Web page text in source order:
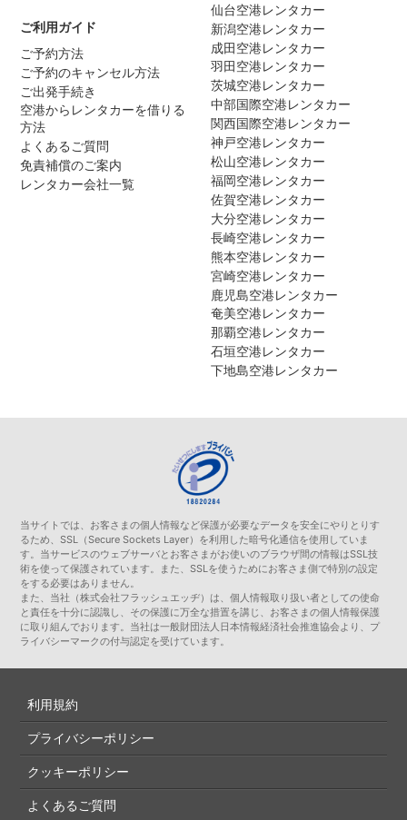
ご利用ガイド
ご予約方法
ご予約のキャンセル方法
ご出発手続き
空港からレンタカーを借りる
方法
よくあるご質問
免責補償のご案内
レンタカー会社一覧
仙台空港レンタカー
新潟空港レンタカー
成田空港レンタカー
羽田空港レンタカー
茨城空港レンタカー
中部国際空港レンタカー
関西国際空港レンタカー
神戸空港レンタカー
松山空港レンタカー
福岡空港レンタカー
佐賀空港レンタカー
大分空港レンタカー
長崎空港レンタカー
熊本空港レンタカー
宮崎空港レンタカー
鹿児島空港レンタカー
奄美空港レンタカー
那覇空港レンタカー
石垣空港レンタカー
下地島空港レンタカー
当サイトでは、お客さまの個人情報など保護が必要なデータを安全にやりとりす
るため、SSL（Secure Sockets Layer）を利用した暗号化通信を使用していま
す。当サービスのウェブサーバとお客さまがお使いのブラウザ間の情報はSSL技
術を使って保護されています。また、SSLを使うためにお客さま側で特別の設定
をする必要はありません。
また、当社（株式会社フラッシュエッヂ）は、個人情報取り扱い者としての使命
と責任を十分に認識し、その保護に万全な措置を講じ、お客さまの個人情報保護
に取り組んでおります。当社は一般財団法人日本情報経済社会推進協会より、プ
ライバシーマークの付与認定を受けています。
利用規約
プライバシーポリシー
クッキーポリシー
よくあるご質問